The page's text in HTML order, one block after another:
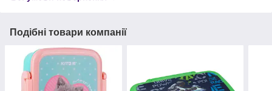
Подібні товари компанії